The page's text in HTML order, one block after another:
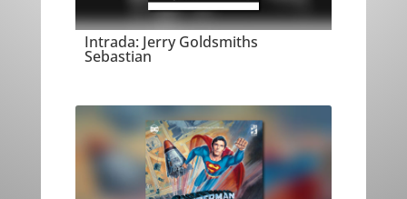
Intrada: Jerry Goldsmiths
Sebastian